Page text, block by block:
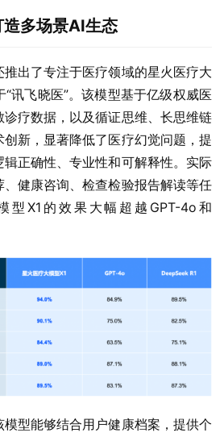
造多场景AI生态
出了专注于医疗领域的星火医疗大
讯飞晓医”。该模型基于亿级权威医
疗数据，以及循证思维、长思维链
新，显著降低了医疗幻觉问题，提
正确性、专业性和可解释性。实际
健康咨询、检查检验报告解读等任
型X1的效果大幅超越GPT-4o和
型能够结合用户健康档案，提供个